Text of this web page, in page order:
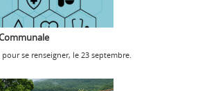
se renseigner, le 23 septembre.